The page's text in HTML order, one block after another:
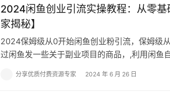
2024闲鱼创业引流实操教程：从零
家揭秘】
2024保姆级从0开始闲鱼创业粉引流，保姆级
过闲鱼发一些关于副业项目的商品，,利用闲鱼
分享优质付费资源专家 2024 年 6 月 26 日